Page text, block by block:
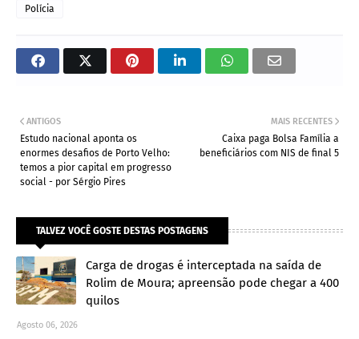
Polícia
MAIS RECENTES
Caixa paga Bolsa Família a
beneficiários com NIS de final 5
ANTIGOS
Estudo nacional aponta os
enormes desafios de Porto Velho:
temos a pior capital em progresso
social - por Sérgio Pires
TALVEZ VOCÊ GOSTE DESTAS POSTAGENS
Carga de drogas é interceptada na saída de
Rolim de Moura; apreensão pode chegar a 400
quilos
Agosto 06, 2026